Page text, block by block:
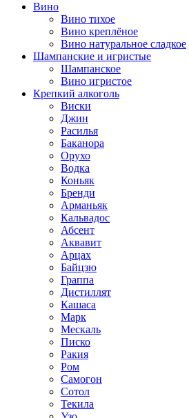
Вино
Вино тихое
Вино креплёное
Вино натуральное сладкое
Шампанские и игристые
Шампанское
Вино игристое
Крепкий алкоголь
Виски
Джин
Расилья
Баканора
Орухо
Водка
Коньяк
Бренди
Арманьяк
Кальвадос
Абсент
Аквавит
Арцах
Байцзю
Граппа
Дистиллят
Кашаса
Марк
Мескаль
Писко
Ракия
Ром
Самогон
Сотол
Текила